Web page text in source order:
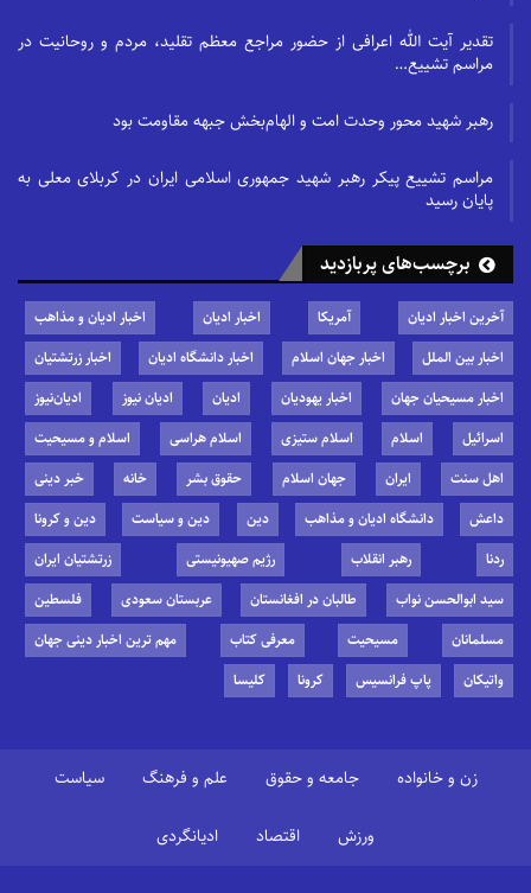
تقدیر آیت الله اعرافی از حضور مراجع معظم تقلید، مردم و روحانیت در
مراسم تشییع…
رهبر شهید محور وحدت امت و الهام‌بخش جبهه مقاومت بود
مراسم تشییع پیکر رهبر شهید جمهوری اسلامی ایران در کربلای معلی به
پایان رسید
برچسب‌های پربازدید
آخرین اخبار ادیان آمریکا اخبار ادیان
اخبار ادیان و مذاهب
اخبار بین الملل
اخبار جهان اسلام اخبار دانشگاه ادیان
اخبار زرتشتیان
اخبار مسیحیان جهان
اخبار یهودیان ادیان ادیان نیوز
ادیان‌نیوز
اسرائیل
اسلام اسلام ستیزی اسلام هراسی
اسلام و مسیحیت
اهل سنت
ایران جهان اسلام حقوق بشر خانه
خبر دینی
داعش
دانشگاه ادیان و مذاهب دین دین و سیاست
دین و کرونا
ردنا
رهبر انقلاب رژیم صهیونیستی
زرتشتیان ایران
سید ابوالحسن نواب
طالبان در افغانستان عربستان سعودی
فلسطین
مسلمانان
مسیحیت معرفی کتاب
مهم ترین اخبار دینی جهان
واتیکان
پاپ فرانسیس کرونا کلیسا
زن و خانواده جامعه و حقوق علم و فرهنگ سیاست
ورزش اقتصاد ادیانگردی